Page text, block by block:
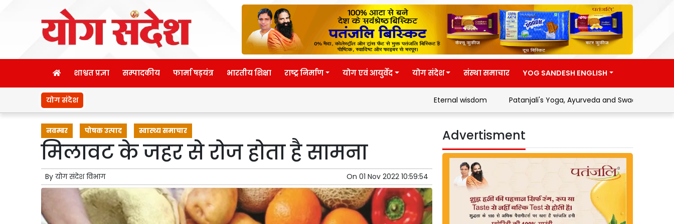
शाश्वत प्रज्ञा सम्पादकीय फार्मा षड़यंत्र भारतीय शिक्षा राष्ट्र निर्माण योग एवं आयुर्वेद योग संदेश संस्था समाचार YOG SANDESH ENGLISH
योग संदेश Eternal wisdom Patanjali's Yoga, Ayurveda and Swadeshi Movement
नवम्बर पोषक उत्पाद स्वास्थ्य समाचार
मिलावट के जहर से रोज होता है सामना
By योग संदेश विभाग On 01 Nov 2022 10:59:54
Advertisment